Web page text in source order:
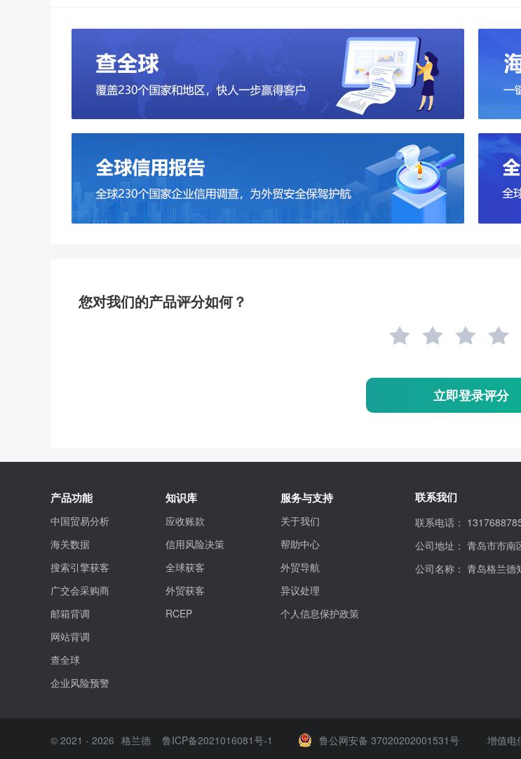
您对我们的产品评分如何？
立即登录评分
产品功能
中国贸易分析
海关数据
搜索引擎获客
广交会采购商
邮箱背调
网站背调
查全球
企业风险预警
知识库
应收账款
信用风险决策
全球获客
外贸获客
RCEP
服务与支持
关于我们
帮助中心
外贸导航
异议处理
个人信息保护政策
联系我们
联系电话：
公司地址： 青岛市市南
公司名称： 青岛格兰德
© 2021 - 2026 格兰德 鲁ICP备2021016081号-1 鲁公网安备 37020202001531号 增值电